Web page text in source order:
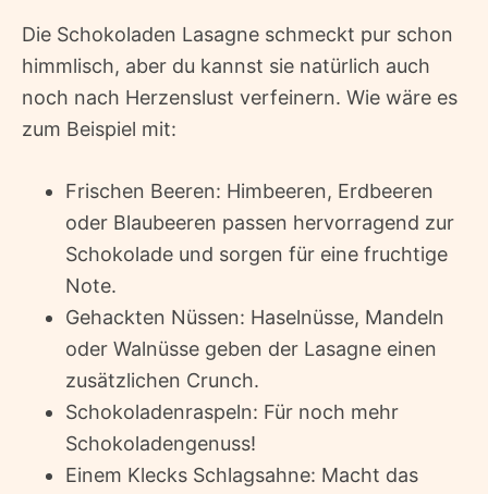
Die Schokoladen Lasagne schmeckt pur schon
himmlisch, aber du kannst sie natürlich auch
noch nach Herzenslust verfeinern. Wie wäre es
zum Beispiel mit:
Frischen Beeren: Himbeeren, Erdbeeren
oder Blaubeeren passen hervorragend zur
Schokolade und sorgen für eine fruchtige
Note.
Gehackten Nüssen: Haselnüsse, Mandeln
oder Walnüsse geben der Lasagne einen
zusätzlichen Crunch.
Schokoladenraspeln: Für noch mehr
Schokoladengenuss!
Einem Klecks Schlagsahne: Macht das